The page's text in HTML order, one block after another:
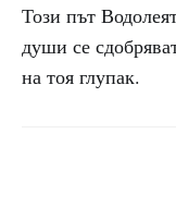
Този път
души се
на тоя глупак.